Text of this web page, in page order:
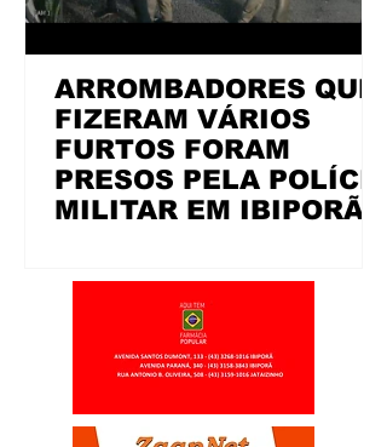
ARROMBADORES QUE
FIZERAM VÁRIOS
FURTOS FORAM
PRESOS PELA POLÍCIA
MILITAR EM IBIPORÃ